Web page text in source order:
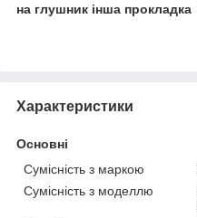
на глушник інша прокладка
Характеристики
Основні
Сумісність з маркою
Сумісність з моделлю